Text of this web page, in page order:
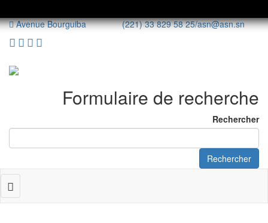
Avenue Bourguiba (221) 33 829 58 25/asn@asn.sn
Formulaire de recherche
Rechercher
Rechercher
Toggle
navigation